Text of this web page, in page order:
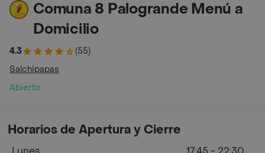
Comuna 8 Palogrande Menú a
Domicilio
4.3
(55)
Salchipapas
Abierto
Horarios de Apertura y Cierre